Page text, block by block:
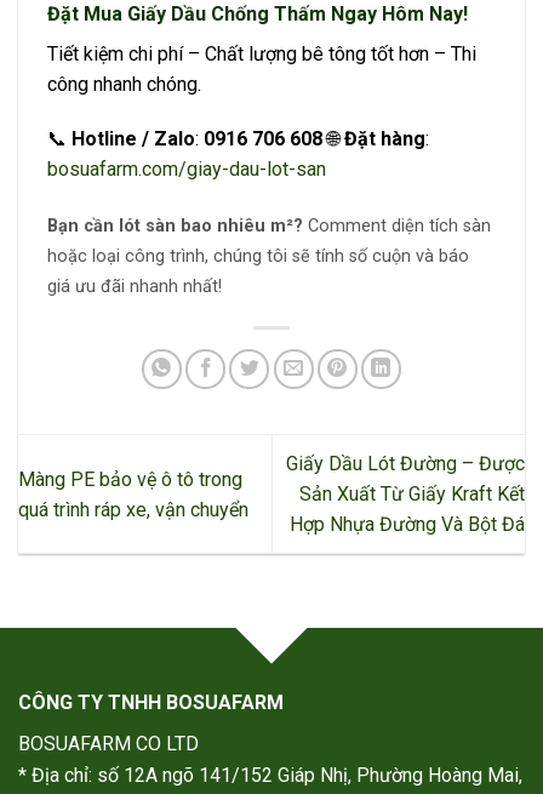
Đặt Mua Giấy Dầu Chống Thấm Ngay Hôm Nay!
Tiết kiệm chi phí – Chất lượng bê tông tốt hơn – Thi
công nhanh chóng.
📞 Hotline / Zalo: 0916 706 608🌐Đặt hàng:
bosuafarm.com/giay-dau-lot-san
Bạn cần lót sàn bao nhiêu m²? Comment diện tích sàn
hoặc loại công trình, chúng tôi sẽ tính số cuộn và báo
giá ưu đãi nhanh nhất!
Màng PE bảo vệ ô tô trong
quá trình ráp xe, vận chuyển
Giấy Dầu Lót Đường – Được
Sản Xuất Từ Giấy Kraft Kết
Hợp Nhựa Đường Và Bột Đá
CÔNG TY TNHH BOSUAFARM
BOSUAFARM CO LTD
* Địa chỉ: số 12A ngõ 141/152 Giáp Nhị, Phường Hoàng Mai,